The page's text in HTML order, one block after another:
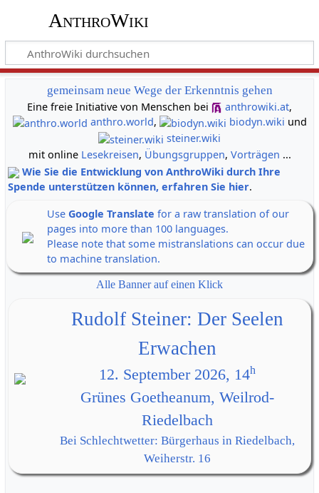
AnthroWiki
gemeinsam neue Wege der Erkenntnis gehen
Eine freie Initiative von Menschen bei
anthrowiki.at,
anthro.world, biodyn.wiki und
steiner.wiki
mit online Lesekreisen, Übungsgruppen, Vorträgen ...
Wie Sie die Entwicklung von AnthroWiki durch Ihre
Spende unterstützen können, erfahren Sie hier.
Use Google Translate for a raw translation of our
pages into more than 100 languages.
Please note that some mistranslations can occur due
to machine translation.
Alle Banner auf einen Klick
Rudolf Steiner: Der Seelen
Erwachen
12. September 2026, 14h
Grünes Goetheanum, Weilrod-
Riedelbach
Bei Schlechtwetter: Bürgerhaus in Riedelbach,
Weiherstr. 16